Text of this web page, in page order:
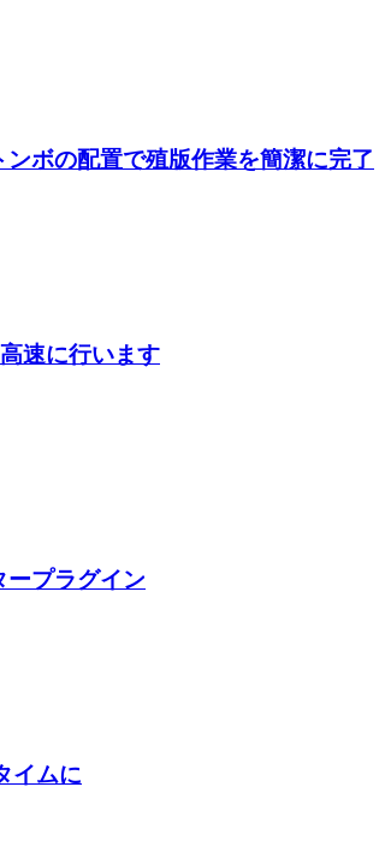
ボの配置で殖版作業を簡潔に完了
速に行います
ープラグイン
イムに